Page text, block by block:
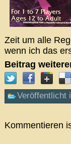
Zeit um alle
wenn ich das
Beitrag
Veröffentlicht
Kommentieren